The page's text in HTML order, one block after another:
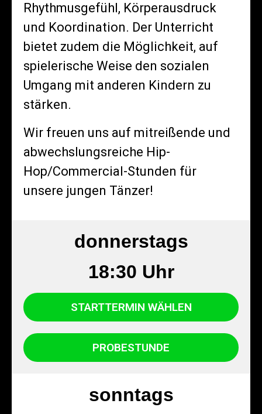
Rhythmusgefühl, Körperausdruck
und Koordination. Der Unterricht
bietet zudem die Möglichkeit, auf
spielerische Weise den sozialen
Umgang mit anderen Kindern zu
stärken.
Wir freuen uns auf mitreißende und
abwechslungsreiche Hip-
Hop/Commercial-Stunden für
unsere jungen Tänzer!
donnerstags
18:30 Uhr
STARTTERMIN WÄHLEN
PROBESTUNDE
sonntags